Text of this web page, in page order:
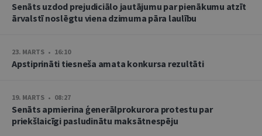
Senāts uzdod prejudiciālo jautājumu par pienākumu atzīt
ārvalstī noslēgtu viena dzimuma pāra laulību
23. MARTS • 16:10
Apstiprināti tiesneša amata konkursa rezultāti
19. MARTS • 08:27
Senāts apmierina ģenerālprokurora protestu par
priekšlaicīgi pasludinātu maksātnespēju